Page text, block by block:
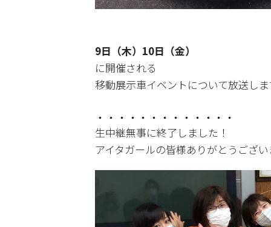
9日（木）10日（金）
に開催される
移動展示車イベントについて放送し
・・・・・・・・・・・・・
生中継無事に終了しました！
アイタガールの皆様ありがとうござ